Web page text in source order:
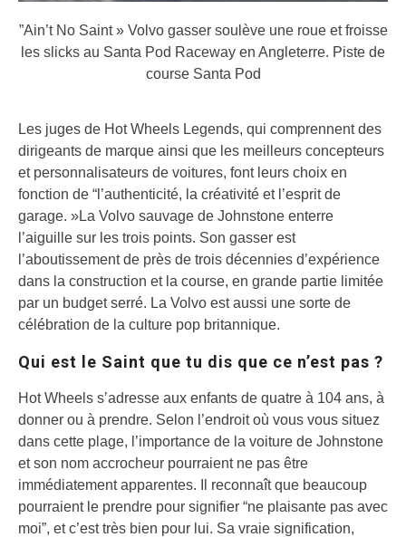
”Ain’t No Saint » Volvo gasser soulève une roue et froisse
les slicks au Santa Pod Raceway en Angleterre. Piste de
course Santa Pod
Les juges de Hot Wheels Legends, qui comprennent des
dirigeants de marque ainsi que les meilleurs concepteurs
et personnalisateurs de voitures, font leurs choix en
fonction de “l’authenticité, la créativité et l’esprit de
garage. »La Volvo sauvage de Johnstone enterre
l’aiguille sur les trois points. Son gasser est
l’aboutissement de près de trois décennies d’expérience
dans la construction et la course, en grande partie limitée
par un budget serré. La Volvo est aussi une sorte de
célébration de la culture pop britannique.
Qui est le Saint que tu dis que ce n’est pas ?
Hot Wheels s’adresse aux enfants de quatre à 104 ans, à
donner ou à prendre. Selon l’endroit où vous vous situez
dans cette plage, l’importance de la voiture de Johnstone
et son nom accrocheur pourraient ne pas être
immédiatement apparentes. Il reconnaît que beaucoup
pourraient le prendre pour signifier “ne plaisante pas avec
moi”, et c’est très bien pour lui. Sa vraie signification,